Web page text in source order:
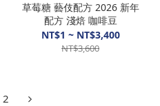
草莓糖 藝伎配方 2026 新年
配方 淺焙 咖啡豆
NT$1 ~ NT$3,400
NT$3,600
2